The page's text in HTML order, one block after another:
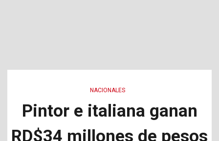
NACIONALES
Pintor e italiana ganan
RD$34 millones de pesos